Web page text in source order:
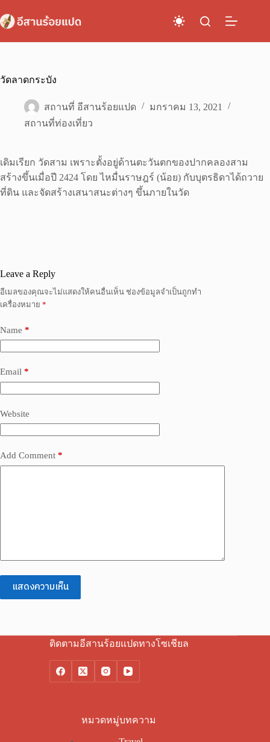
to
content
วัดลาดกระบัง
สถานที่ อีสานร้อยแปด
มกราคม 13, 2021
สถานที่ท่องเที่ยว
เดิมเรียก วัดสาม เพราะตั้งอยู่ด้านตะวันตกของปากคลองสาม
สร้างขึ้นเมื่อปี 2424 โดย ไหมื่นราษฎร์ (น้อย) กับบุตรธิดาได้ถวาย
ที่ดิน และจัดสร้างเสนาสนะต่างๆ ขึ้นภายในวัด
Leave a Reply
อีเมลของคุณจะไม่แสดงให้คนอื่นเห็น ช่องข้อมูลจำเป็นถูกทำ
เครื่องหมาย *
Name *
Email *
Website
Add Comment *
แสดงความเห็น
ติดตามอีสานร้อยแปดทางโซเชียล
หมวดหมู่บทความ